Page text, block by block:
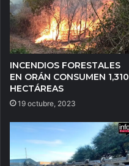
INCENDIOS FORESTALES
EN ORÁN CONSUMEN 1,310
HECTÁREAS
19 octubre, 2023